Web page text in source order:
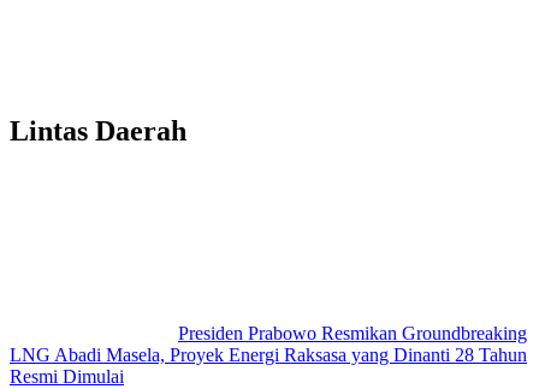
Lintas Daerah
Presiden Prabowo Resmikan Groundbreaking
LNG Abadi Masela, Proyek Energi Raksasa yang Dinanti 28 Tahun
Resmi Dimulai